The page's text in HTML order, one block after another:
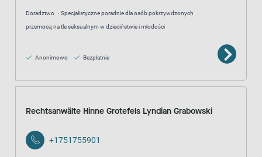
Doradztwo
Specjalistyczne poradnie dla osób pokrzywdzonych
przemocą na tle seksualnym w dzieciństwie i młodości
Anonimowo Bezpłatnie
Rechtsanwälte Hinne Grotefels Lyndian Grabowski
+1751755901